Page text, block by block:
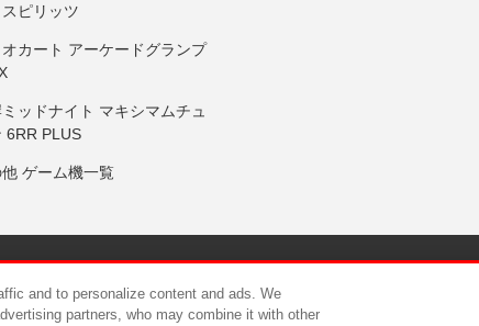
ピリッツ
カート アーケードグランプ
ッドナイト マキシマムチュ
6RR PLUS
ゲーム機一覧
and to personalize content and ads. We
partners, who may combine it with other